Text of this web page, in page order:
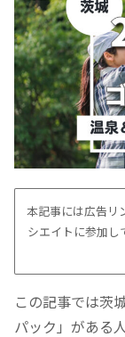
本記事には広告リ
シエイトに参加
この記事では茨
パック」がある